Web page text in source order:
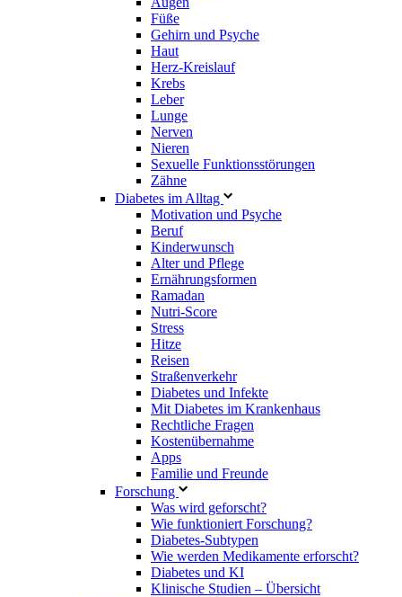
Füße
Gehirn und Psyche
Haut
Herz-Kreislauf
Krebs
Leber
Lunge
Nerven
Nieren
Sexuelle Funktionsstörungen
Zähne
Diabetes im Alltag
Motivation und Psyche
Beruf
Kinderwunsch
Alter und Pflege
Ernährungsformen
Ramadan
Nutri-Score
Stress
Hitze
Reisen
Straßenverkehr
Diabetes und Infekte
Mit Diabetes im Krankenhaus
Rechtliche Fragen
Kostenübernahme
Apps
Familie und Freunde
Forschung
Was wird geforscht?
Wie funktioniert Forschung?
Diabetes-Subtypen
Wie werden Medikamente erforscht?
Diabetes und KI
Klinische Studien – Übersicht